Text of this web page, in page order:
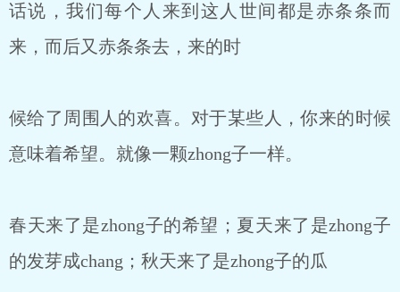
话说，我们每个人来到这人世间都是赤条条而
来，而后又赤条条去，来的时
候给了周围人的欢喜。对于某些人，你来的时候
意味着希望。就像一颗zhong子一样。
春天来了是zhong子的希望；夏天来了是zhong子
的发芽成chang；秋天来了是zhong子的瓜